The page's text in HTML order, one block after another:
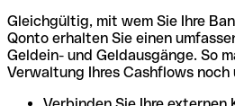
Gleichgültig, mit wem Sie Ihre
Qonto erhalten Sie einen
Geldein- und Geldausgänge. So
Verwaltung Ihres Cashflows